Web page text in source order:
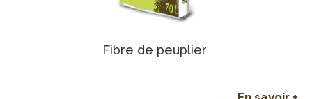
Fibre de peuplier